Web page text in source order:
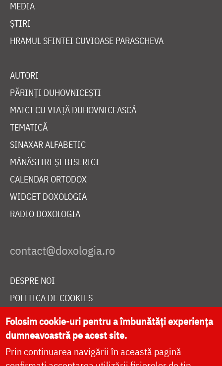
MEDIA
ȘTIRI
HRAMUL SFINTEI CUVIOASE PARASCHEVA
AUTORI
PĂRINȚI DUHOVNICEȘTI
MAICI CU VIAȚĂ DUHOVNICEASCĂ
TEMATICĂ
SINAXAR ALFABETIC
MĂNĂSTIRI ȘI BISERICI
CALENDAR ORTODOX
WIDGET DOXOLOGIA
RADIO DOXOLOGIA
DESPRE NOI
POLITICA DE COOKIES
DONEAZĂ ONLINE PENTRU CATEDRALA NAȚIONALĂ
LIVE
Folosim cookie-uri pentru a îmbunătăți experiența
dumneavoastră pe acest site.
Prin continuarea navigării în această pagină